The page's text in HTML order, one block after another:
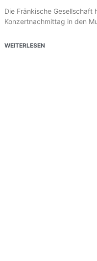
Die Fränkische
Konzertnachmittag in den
WEITERLESEN